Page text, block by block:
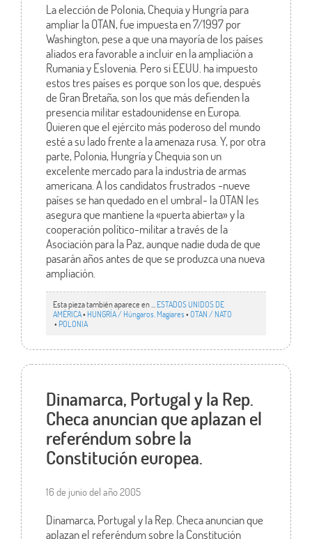
La elección de Polonia, Chequia y Hungría para
ampliar la OTAN, fue impuesta en 7/1997 por
Washington, pese a que una mayoría de los países
aliados era favorable a incluir en la ampliación a
Rumania y Eslovenia. Pero si EEUU. ha impuesto
estos tres países es porque son los que, después
de Gran Bretaña, son los que más defienden la
presencia militar estadounidense en Europa.
Quieren que el ejército más poderoso del mundo
esté a su lado frente a la amenaza rusa. Y, por otra
parte, Polonia, Hungría y Chequia son un
excelente mercado para la industria de armas
americana. A los candidatos frustrados -nueve
países se han quedado en el umbral- la OTAN les
asegura que mantiene la «puerta abierta» y la
cooperación político-militar a través de la
Asociación para la Paz, aunque nadie duda de que
pasarán años antes de que se produzca una nueva
ampliación.
Esta pieza también aparece en ... ESTADOS UNIDOS DE
AMÉRICA• HUNGRÍA / Húngaros. Magiares•OTAN / NATO
• POLONIA
Dinamarca, Portugal y la Rep.
Checa anuncian que aplazan el
referéndum sobre la
Constitución europea.
16 de junio del año 2005
Dinamarca, Portugal y la Rep. Checa anuncian que
aplazan el referéndum sobre la Constitución